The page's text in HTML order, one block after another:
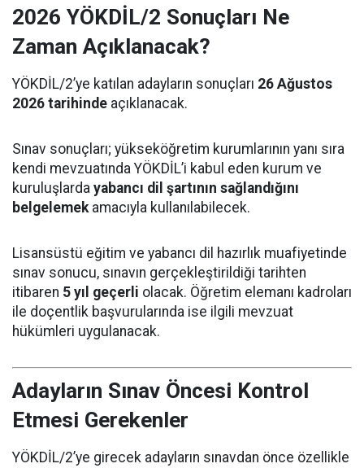
2026 YÖKDİL/2 Sonuçları Ne
Zaman Açıklanacak?
YÖKDİL/2’ye katılan adayların sonuçları 26 Ağustos
2026 tarihinde açıklanacak.
Sınav sonuçları; yükseköğretim kurumlarının yanı sıra
kendi mevzuatında YÖKDİL’i kabul eden kurum ve
kuruluşlarda yabancı dil şartının sağlandığını
belgelemekamacıyla kullanılabilecek.
Lisansüstü eğitim ve yabancı dil hazırlık muafiyetinde
sınav sonucu, sınavın gerçekleştirildiği tarihten
itibaren 5 yıl geçerli olacak. Öğretim elemanı kadroları
ile doçentlik başvurularında ise ilgili mevzuat
hükümleri uygulanacak.
Adayların Sınav Öncesi Kontrol
Etmesi Gerekenler
YÖKDİL/2’ye girecek adayların sınavdan önce özellikle